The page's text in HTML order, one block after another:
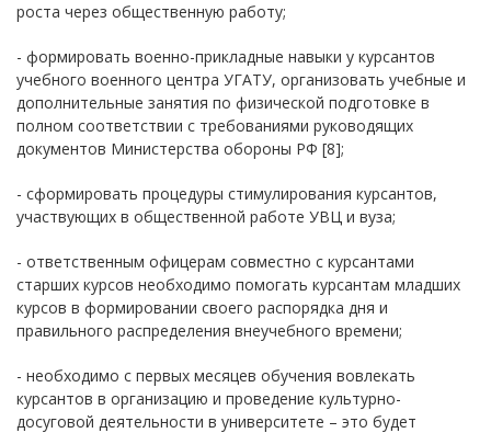
роста через общественную работу;
- формировать военно-прикладные навыки у курсантов
учебного военного центра УГАТУ, организовать учебные и
дополнительные занятия по физической подготовке в
полном соответствии с требованиями руководящих
документов Министерства обороны РФ [8];
- сформировать процедуры стимулирования курсантов,
участвующих в общественной работе УВЦ и вуза;
- ответственным офицерам совместно с курсантами
старших курсов необходимо помогать курсантам младших
курсов в формировании своего распорядка дня и
правильного распределения внеучебного времени;
- необходимо с первых месяцев обучения вовлекать
курсантов в организацию и проведение культурно-
досуговой деятельности в университете – это будет